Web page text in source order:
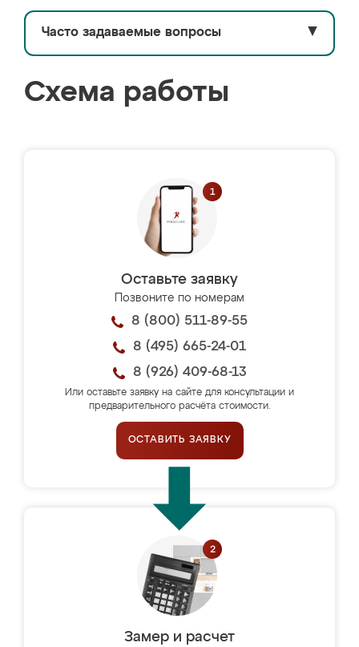
Часто задаваемые вопросы ▼
Схема работы
Оставьте заявку
Позвоните по номерам
8 (800) 511-89-55
8 (495) 665-24-01
8 (926) 409-68-13
Или оставьте заявку на сайте для консультации и
предварительного расчёта стоимости.
ОСТАВИТЬ ЗАЯВКУ
Замер и расчет